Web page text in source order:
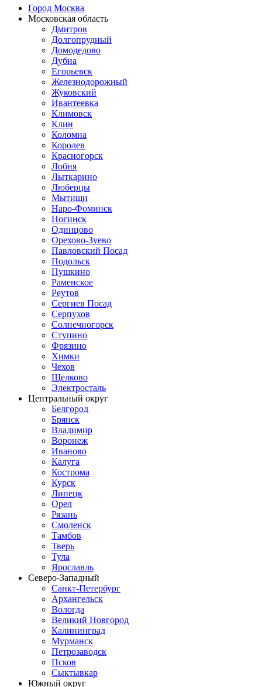
Город Москва
Московская область
Дмитров
Долгопрудный
Домодедово
Дубна
Егорьевск
Железнодорожный
Жуковский
Ивантеевка
Климовск
Клин
Коломна
Королев
Красногорск
Лобня
Лыткарино
Люберцы
Мытищи
Наро-Фоминск
Ногинск
Одинцово
Орехово-Зуево
Павловский Посад
Подольск
Пушкино
Раменское
Реутов
Сергиев Посад
Серпухов
Солнечногорск
Ступино
Фрязино
Химки
Чехов
Щелково
Электросталь
Центральный округ
Белгород
Брянск
Владимир
Воронеж
Иваново
Калуга
Кострома
Курск
Липецк
Орел
Рязань
Смоленск
Тамбов
Тверь
Тула
Ярославль
Северо-Западный
Санкт-Петербург
Архангельск
Вологда
Великий Новгород
Калининград
Мурманск
Петрозаводск
Псков
Сыктывкар
Южный округ